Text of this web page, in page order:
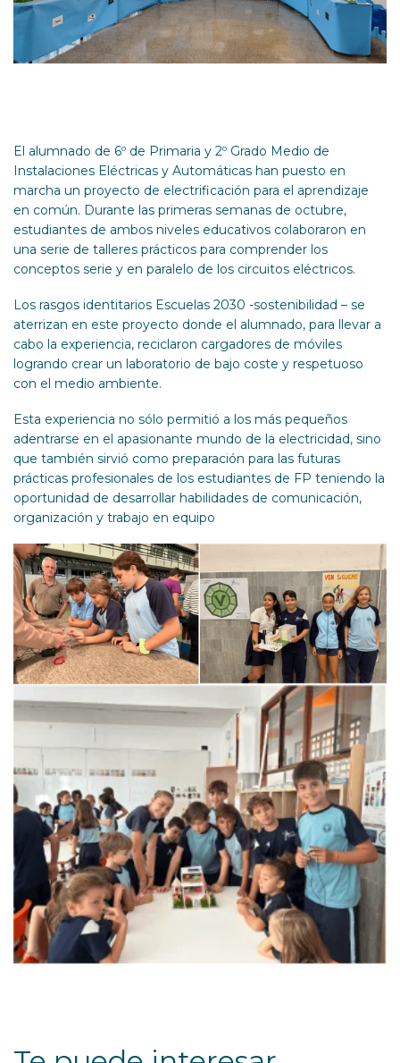
El alumnado de 6º de Primaria y 2º Grado Medio de
Instalaciones Eléctricas y Automáticas han puesto en
marcha un proyecto de electrificación para el aprendizaje
en común. Durante las primeras semanas de octubre,
estudiantes de ambos niveles educativos colaboraron en
una serie de talleres prácticos para comprender los
conceptos serie y en paralelo de los circuitos eléctricos.
Los rasgos identitarios Escuelas 2030 -sostenibilidad – se
aterrizan en este proyecto donde el alumnado, para llevar a
cabo la experiencia, reciclaron cargadores de móviles
logrando crear un laboratorio de bajo coste y respetuoso
con el medio ambiente.
Esta experiencia no sólo permitió a los más pequeños
adentrarse en el apasionante mundo de la electricidad, sino
que también sirvió como preparación para las futuras
prácticas profesionales de los estudiantes de FP teniendo la
oportunidad de desarrollar habilidades de comunicación,
organización y trabajo en equipo